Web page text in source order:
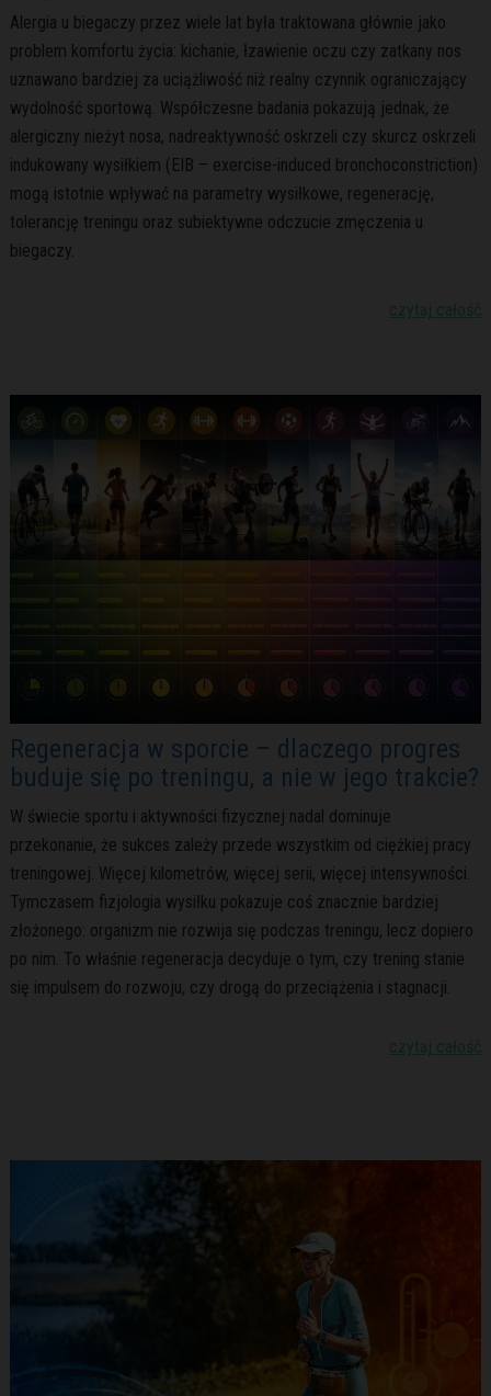
Alergia u biegaczy przez wiele lat była traktowana głównie jako
problem komfortu życia: kichanie, łzawienie oczu czy zatkany nos
uznawano bardziej za uciążliwość niż realny czynnik ograniczający
wydolność sportową. Współczesne badania pokazują jednak, że
alergiczny nieżyt nosa, nadreaktywność oskrzeli czy skurcz oskrzeli
indukowany wysiłkiem (EIB – exercise-induced bronchoconstriction)
mogą istotnie wpływać na parametry wysiłkowe, regenerację,
tolerancję treningu oraz subiektywne odczucie zmęczenia u
biegaczy.
czytaj całość
Regeneracja w sporcie – dlaczego progres
buduje się po treningu, a nie w jego trakcie?
W świecie sportu i aktywności fizycznej nadal dominuje
przekonanie, że sukces zależy przede wszystkim od ciężkiej pracy
treningowej. Więcej kilometrów, więcej serii, więcej intensywności.
Tymczasem fizjologia wysiłku pokazuje coś znacznie bardziej
złożonego: organizm nie rozwija się podczas treningu, lecz dopiero
po nim. To właśnie regeneracja decyduje o tym, czy trening stanie
się impulsem do rozwoju, czy drogą do przeciążenia i stagnacji.
czytaj całość